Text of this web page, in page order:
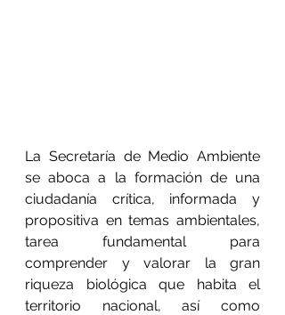
La Secretaría de Medio Ambiente
se aboca a la formación de una
ciudadanía crítica, informada y
propositiva en temas ambientales,
tarea fundamental para
comprender y valorar la gran
riqueza biológica que habita el
territorio nacional, así como